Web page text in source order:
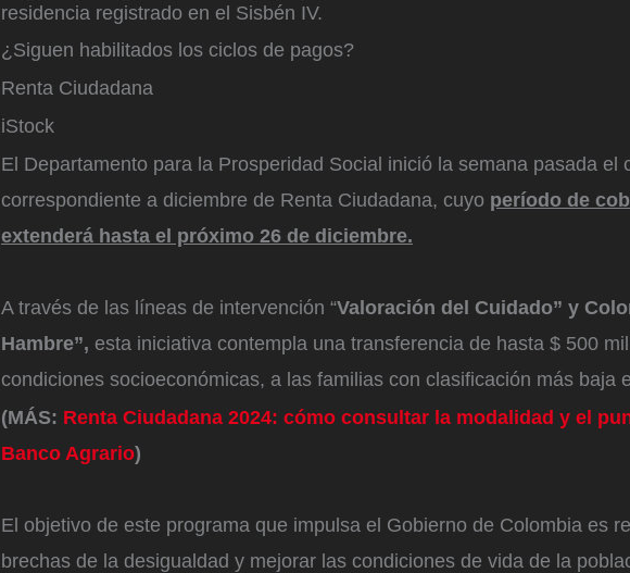
residencia registrado en el Sisbén IV.
¿Siguen habilitados los ciclos de pagos?
Renta Ciudadana
iStock
El Departamento para la Prosperidad Social inició la semana pasada el
correspondiente a diciembre de Renta Ciudadana, cuyo período de
extenderá hasta el próximo 26 de diciembre.
A través de las líneas de intervención “Valoración del Cuidado” y
Hambre”, esta iniciativa contempla una transferencia de hasta $ 500
condiciones socioeconómicas, a las familias con clasificación más baja
(MÁS: Renta Ciudadana 2024: cómo consultar la modalidad y el
Banco Agrario)
El objetivo de este programa que impulsa el Gobierno de Colombia es
brechas de la desigualdad y mejorar las condiciones de vida de la